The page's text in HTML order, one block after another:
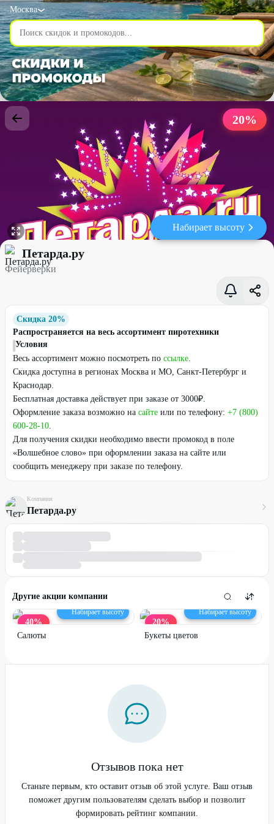
Москва
20%
Набирает высоту
Фейерверки со скидкой 20% - Петарда.ру в Москве
Петарда.ру
Фейерверки
Скидка 20%
Распространяется на весь ассортимент пиротехники
Условия
Весь ассортимент можно посмотреть по ссылке.
Скидка доступна в регионах Москва и МО, Санкт-Петербург и
Краснодар.
Бесплатная доставка действует при заказе от 3000₽.
Оформление заказа возможно на сайте или по телефону: +7 (800)
600-28-10.
Для получения скидки необходимо ввести промокод в поле
«Волшебное слово» при оформлении заказа на сайте или
сообщить менеджеру при заказе по телефону.
Компания
Петарда.ру
Другие акции компании
40%
Набирает высоту
Салюты
20%
Набирает высоту
Букеты цветов
Отзывов пока нет
Станьте первым, кто оставит отзыв об этой услуге. Ваш отзыв
поможет другим пользователям сделать выбор и позволит
формировать рейтинг компании.